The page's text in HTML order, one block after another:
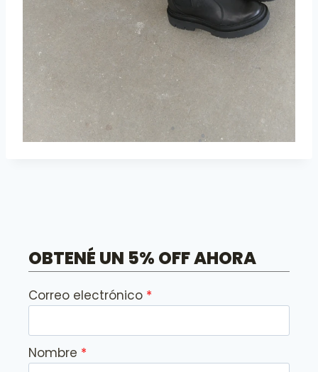
OBTENÉ UN 5% OFF AHORA
Correo electrónico
Nombre